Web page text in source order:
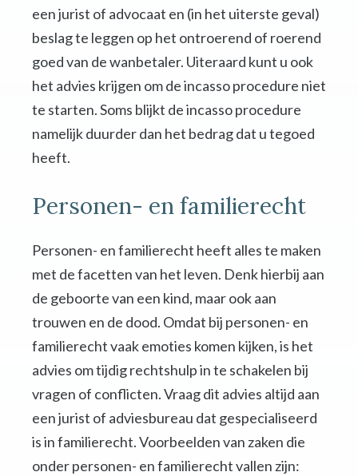
een jurist of advocaat en (in het uiterste geval)
beslag te leggen op het ontroerend of roerend
goed van de wanbetaler. Uiteraard kunt u ook
het advies krijgen om de incasso procedure niet
te starten. Soms blijkt de incasso procedure
namelijk duurder dan het bedrag dat u tegoed
heeft.
Personen- en familierecht
Personen- en familierecht heeft alles te maken
met de facetten van het leven. Denk hierbij aan
de geboorte van een kind, maar ook aan
trouwen en de dood. Omdat bij personen- en
familierecht vaak emoties komen kijken, is het
advies om tijdig rechtshulp in te schakelen bij
vragen of conflicten. Vraag dit advies altijd aan
een jurist of adviesbureau dat gespecialiseerd
is in familierecht. Voorbeelden van zaken die
onder personen- en familierecht vallen zijn: